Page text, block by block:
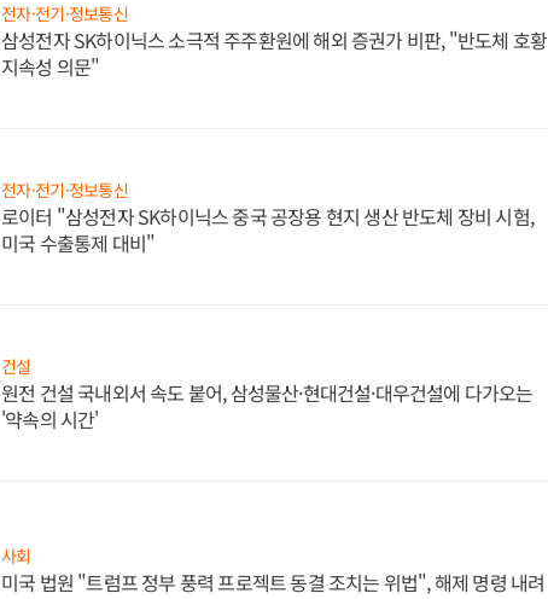
전자·전기·정보통신
삼성전자 SK하이닉스 소극적 주주환원에 해외 증권가 비판, "반도체 호황
지속성 의문"
전자·전기·정보통신
로이터 "삼성전자 SK하이닉스 중국 공장용 현지 생산 반도체 장비 시험,
미국 수출통제 대비"
건설
원전 건설 국내외서 속도 붙어, 삼성물산·현대건설·대우건설에 다가오는
'약속의 시간'
사회
미국 법원 "트럼프 정부 풍력 프로젝트 동결 조치는 위법", 해제 명령 내려